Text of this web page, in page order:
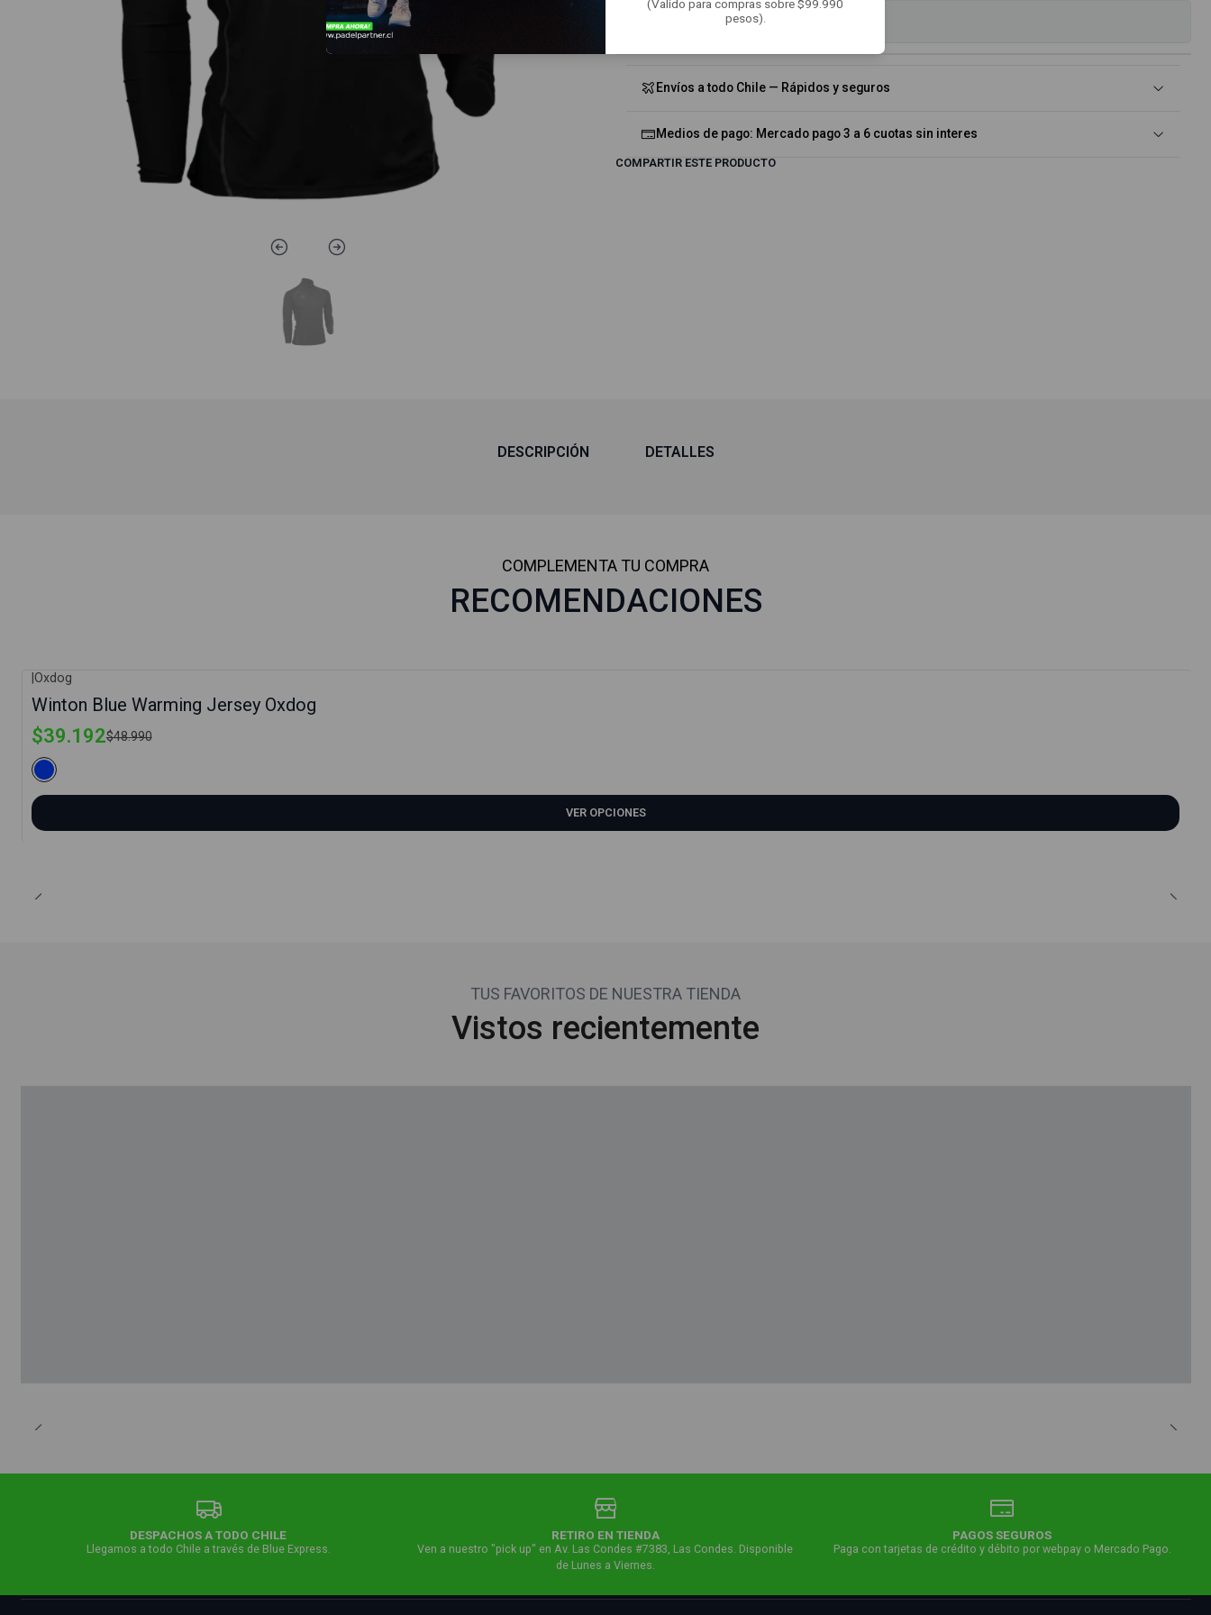
(Valido para compras sobre $99.990
pesos).
Mostrar stock de ubicaciones
Envíos a todo Chile — Rápidos y seguros
Medios de pago: Mercado pago 3 a 6 cuotas sin interes
COMPARTIR ESTE PRODUCTO
DESCRIPCIÓN DETALLES
COMPLEMENTA TU COMPRA
RECOMENDACIONES
Oxdog
Winton Blue Warming Jersey Oxdog
$39.192$48.990
VER OPCIONES
TUS FAVORITOS DE NUESTRA TIENDA
Vistos recientemente
DESPACHOS A TODO CHILE
Llegamos a todo Chile a través de Blue Express.
RETIRO EN TIENDA
Ven a nuestro "pick up" en Av. Las Condes #7383, Las Condes. Disponible
de Lunes a Viernes.
PAGOS SEGUROS
Paga con tarjetas de crédito y débito por webpay o Mercado Pago.